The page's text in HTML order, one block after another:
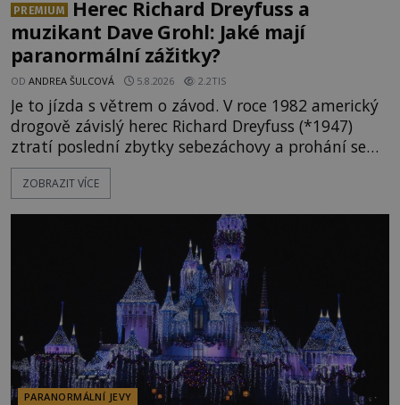
PREMIUM
Herec Richard Dreyfuss a
muzikant Dave Grohl: Jaké mají
paranormální zážitky?
OD ANDREA ŠULCOVÁ 5.8.2026 2.2TIS
Je to jízda s větrem o závod. V roce 1982 americký
drogově závislý herec Richard Dreyfuss (*1947)
ztratí poslední zbytky sebezáchovy a prohání se
po silnicích ve svém mercedesu jako utržený ze
řetězu. Vše vyvrcholí katastrofou, když to Dreyfuss
následně nalezne schovaný kokain. Tímto
momentem se slavnému
ZOBRAZIT VÍCE
PARANORMÁLNÍ JEVY